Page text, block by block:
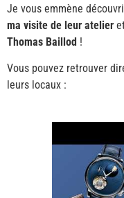
Je vous emmène
ma visite de leur atelier
Thomas Baillod !
Vous pouvez retrouver
leurs locaux :